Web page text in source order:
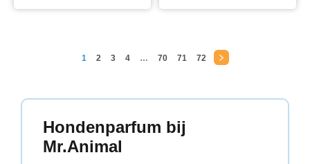
1 2 3 4 … 70 71 72 →
Hondenparfum bij
Mr.Animal